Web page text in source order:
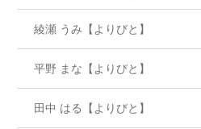
綾瀬 うみ【よりびと】
平野 まな【よりびと】
田中 はる【よりびと】